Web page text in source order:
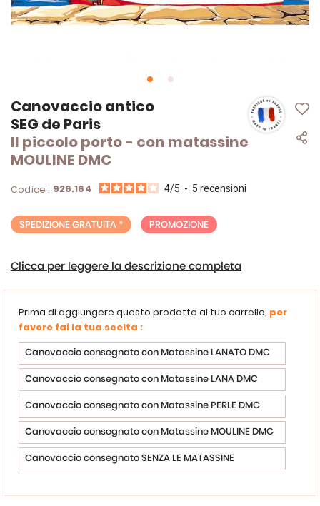
Canovaccio antico
SEG de Paris
Il piccolo porto - con matassine
MOULINE DMC
Codice : 926.164 4/5 - 5 recensioni
SPEDIZIONE GRATUITA * PROMOZIONE
Clicca per leggere la descrizione completa
Prima di aggiungere questo prodotto al tuo carrello, per
favore fai la tua scelta :
Canovaccio consegnato con Matassine LANATO DMC
Canovaccio consegnato con Matassine LANA DMC
Canovaccio consegnato con Matassine PERLE DMC
Canovaccio consegnato con Matassine MOULINE DMC
Canovaccio consegnato SENZA LE MATASSINE
Vai
all'inizio
della
galleria
di